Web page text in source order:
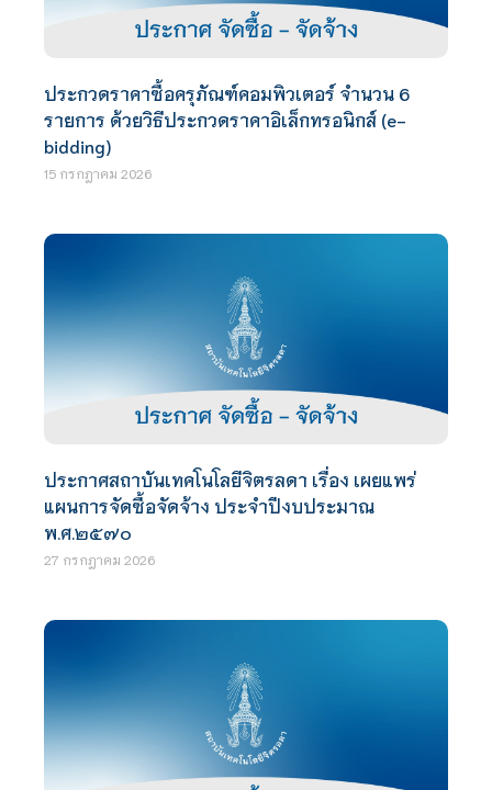
ประกวดราคาซื้อครุภัณฑ์คอมพิวเตอร์ จำนวน 6
รายการ ด้วยวิธีประกวดราคาอิเล็กทรอนิกส์ (e-
bidding)
15 กรกฎาคม 2026
ประกาศสถาบันเทคโนโลยีจิตรลดา เรื่อง เผยแพร่
แผนการจัดซื้อจัดจ้าง ประจำปีงบประมาณ
พ.ศ.๒๕๗๐
27 กรกฎาคม 2026